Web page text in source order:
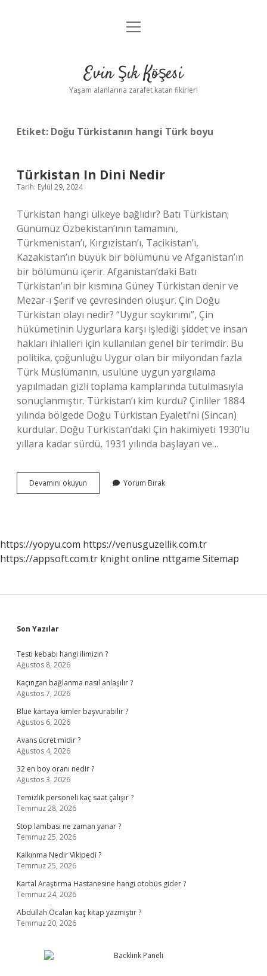
Anasayfa
Yasal Uyarı
menüyü
Evin Şık Köşesi
Yaşam alanlarına zarafet katan fikirler!
Etiket: Doğu Türkistanın hangi Türk boyu
Türkistan In Dini Nedir
Tarih: Eylül 29, 2024
Türkistan hangi ülkeye bağlıdır? Batı Türkistan;
Günümüz Özbekistan’ının tamamını,
Türkmenistan’ı, Kırgızistan’ı, Tacikistan’ı,
Kazakistan’ın büyük bir bölümünü ve Afganistan’ın
bir bölümünü içerir. Afganistan’daki Batı
Türkistan’ın bir kısmına Güney Türkistan denir ve
Mezar-ı Şerif ve çevresinden oluşur. Çin Doğu
Türkistan olayı nedir? “Uygur soykırımı”, Çin
hükümetinin Uygurlara karşı işlediği şiddet ve insan
hakları ihlalleri için kullanılan genel bir terimdir. Bu
politika, çoğunluğu Uygur olan bir milyondan fazla
Türk Müslümanın, usulüne uygun yargılama
yapılmadan gizli toplama kamplarında tutulmasıyla
sonuçlanmıştır. Türkistan’ı kim kurdu? Çinliler 1884
yılında bölgede Doğu Türkistan Eyaleti’ni (Sincan)
kurdular. Doğu Türkistan’daki Çin hakimiyeti 1930’lu
yıllara kadar sürdü, 1931 yılında başlayan ve…
Devamını okuyun Türkistan
In
Yorum Bırak
https://yopyu.com https://venusguzellik.com.tr
https://appsoft.com.tr knight online nttgame Sitemap
Sidebar
Son Yazılar
Testi kebabı hangi ilimizin ?
Ağustos 8, 2026
Kaçıngan bağlanma nasıl anlaşılır ?
Ağustos 7, 2026
Blue kartaya kimler başvurabilir ?
Ağustos 6, 2026
Avans ücret midir ?
Ağustos 4, 2026
32 en boy oranı nedir ?
Ağustos 3, 2026
Temizlik personeli kaç saat çalışır ?
Temmuz 28, 2026
Stop lambası ne zaman yanar ?
Temmuz 25, 2026
Kalkınma Nedir Vikipedi ?
Temmuz 25, 2026
Kartal Araştırma Hastanesine hangi otobüs gider ?
Temmuz 24, 2026
Abdullah Öcalan kaç kitap yazmıştır ?
Temmuz 20, 2026